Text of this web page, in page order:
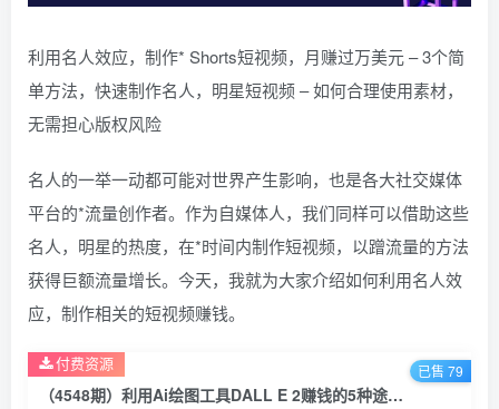
利用名人效应，制作* Shorts短视频，月赚过万美元 – 3个简
单方法，快速制作名人，明星短视频 – 如何合理使用素材，
无需担心版权风险
名人的一举一动都可能对世界产生影响，也是各大社交媒体
平台的*流量创作者。作为自媒体人，我们同样可以借助这些
名人，明星的热度，在*时间内制作短视频，以蹭流量的方法
获得巨额流量增长。今天，我就为大家介绍如何利用名人效
应，制作相关的短视频赚钱。
（4548期）利用Ai绘图工具DALL E 2赚钱的5种途径 DALL E 2的注册流程和使用方
付费资源 已售 79